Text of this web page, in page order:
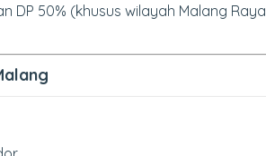
DP 50% (khusus wilayah Malang Raya